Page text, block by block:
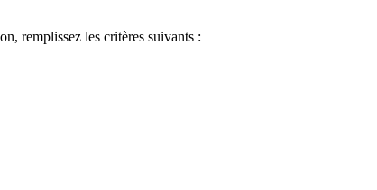
remplissez les critères suivants :